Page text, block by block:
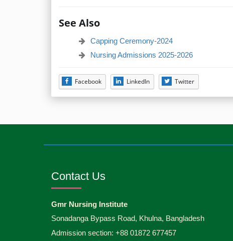
See Also
Capping Ceremony-2024
Nursing Admissions 2025-2026
Facebook LinkedIn Twitter
Contact Us
Gmr Nursing Institute
Sonadanga Bypass Road, Khulna, Bangladesh
Admission section: +88 01872 677457